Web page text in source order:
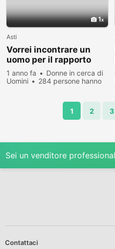
1
Asti
Vorrei incontrare un
uomo per il rapporto
romantico
1 anno fa
Donne in cerca di
Uomini
284 persone hanno
1 2 3
Sei un venditore
Contattaci